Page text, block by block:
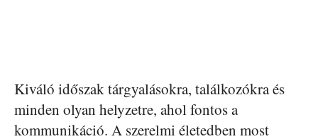
Kiváló időszak tárgyalásokra, találkozókra és
minden olyan helyzetre, ahol fontos a
kommunikáció. A szerelmi életedben most